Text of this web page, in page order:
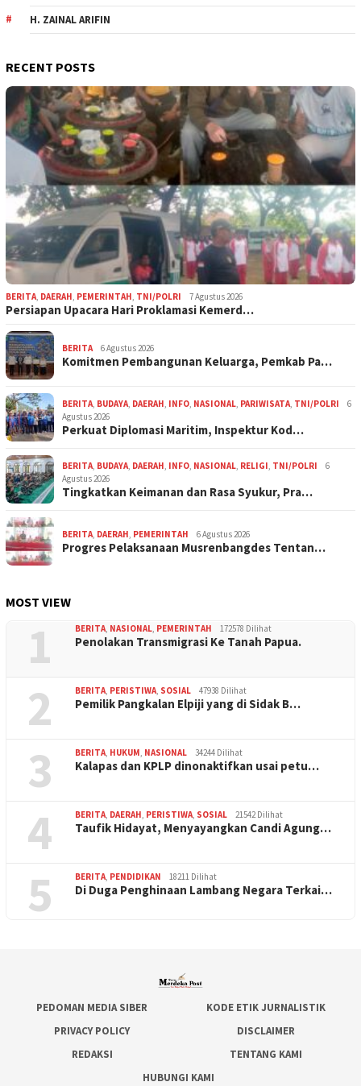
H. ZAINAL ARIFIN
RECENT POSTS
BERITA DAERAH PEMERINTAH TNI/POLRI 7 Agustus 2026
Persiapan Upacara Hari Proklamasi Kemerd…
BERITA 6 Agustus 2026
Komitmen Pembangunan Keluarga, Pemkab Pa…
BERITA BUDAYA DAERAH INFO NASIONAL PARIWISATA TNI/POLRI
6
Agustus 2026
Perkuat Diplomasi Maritim, Inspektur Kod…
BERITA BUDAYA DAERAH INFO NASIONAL RELIGI TNI/POLRI
6
Agustus 2026
Tingkatkan Keimanan dan Rasa Syukur, Pra…
BERITA DAERAH PEMERINTAH 6 Agustus 2026
Progres Pelaksanaan Musrenbangdes Tentan…
MOST VIEW
1 BERITA NASIONAL PEMERINTAH 172578 Dilihat
Penolakan Transmigrasi Ke Tanah Papua.
2 BERITA PERISTIWA SOSIAL 47938 Dilihat
Pemilik Pangkalan Elpiji yang di Sidak B…
3 BERITA HUKUM NASIONAL 34244 Dilihat
Kalapas dan KPLP dinonaktifkan usai petu…
4 BERITA DAERAH PERISTIWA SOSIAL 21542 Dilihat
Taufik Hidayat, Menyayangkan Candi Agung…
5 BERITA PENDIDIKAN 18211 Dilihat
Di Duga Penghinaan Lambang Negara Terkai…
PEDOMAN MEDIA SIBER
KODE ETIK JURNALISTIK
PRIVACY POLICY
DISCLAIMER
REDAKSI
TENTANG KAMI
HUBUNGI KAMI